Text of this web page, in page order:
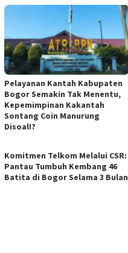
Pelayanan Kantah Kabupaten
Bogor Semakin Tak Menentu,
Kepemimpinan Kakantah
Sontang Coin Manurung
Disoal!?
Komitmen Telkom Melalui CSR:
Pantau Tumbuh Kembang 46
Batita di Bogor Selama 3 Bulan